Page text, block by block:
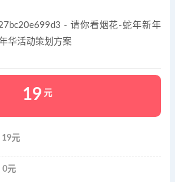
19 元
19元
0元